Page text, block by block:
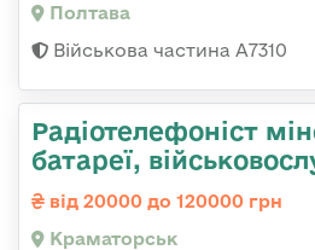
Полтава
Військова частина A7310
Радіотелефоніст
батареї,
від 20000 до 120000 грн
Краматорськ